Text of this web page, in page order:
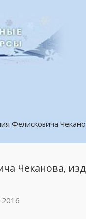
Фелисковича
Чеканова,